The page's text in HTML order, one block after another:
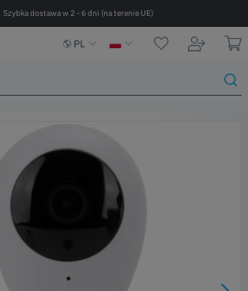
Szybka dostawa w 2 - 6 dni (na terenie UE)
PL